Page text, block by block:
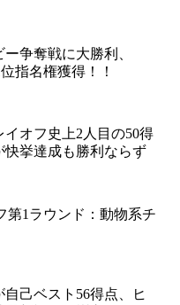
争奪戦に大勝利、
指名権獲得！！
オフ史上2人目の50得
快挙達成も勝利ならず
第1ラウンド：動物系チ
己ベスト56得点、ヒ